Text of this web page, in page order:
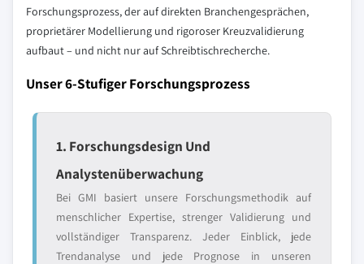
Forschungsprozess, der auf direkten Branchengesprächen,
proprietärer Modellierung und rigoroser Kreuzvalidierung
aufbaut – und nicht nur auf Schreibtischrecherche.
Unser 6-Stufiger Forschungsprozess
1. Forschungsdesign Und
Analystenüberwachung
Bei GMI basiert unsere Forschungsmethodik auf
menschlicher Expertise, strenger Validierung und
vollständiger Transparenz. Jeder Einblick, jede
Trendanalyse und jede Prognose in unseren